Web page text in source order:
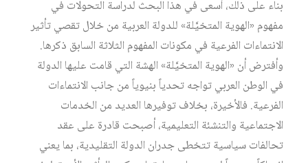
بناء على ذلك، أسعى في هذا البحث لدراسة التحولات في
مفهوم «الهوية المتخيَّلة» للدولة العربية من خلال تقصي تأثير
الانتماءات الفرعية في مكونات المفهوم الثلاثة السابق ذكرها.
وأفترض أن «الهوية المتخيَّلة» الهشة التي قامت عليها الدولة
في الوطن العربي تواجه تحدياً بنيوياً من جانب الانتماءات
الفرعية. فالأخيرة، بخلاف توفيرها العديد من الخدمات
الاجتماعية والتنشئة التعليمية، أصبحت قادرة على عقد
تحالفات سياسية تتخطى جدران الدولة التقليدية، بما يعني